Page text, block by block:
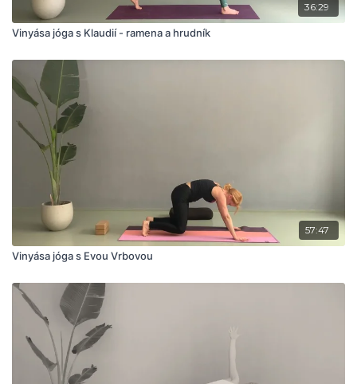
36:29
Vinyása jóga s Klaudií - ramena a hrudník
57:47
Vinyása jóga s Evou Vrbovou